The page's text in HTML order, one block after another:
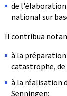
de l'élaboration
national sur
Il contribua
à la
catastrophe,
à la réalisation
Senningen;